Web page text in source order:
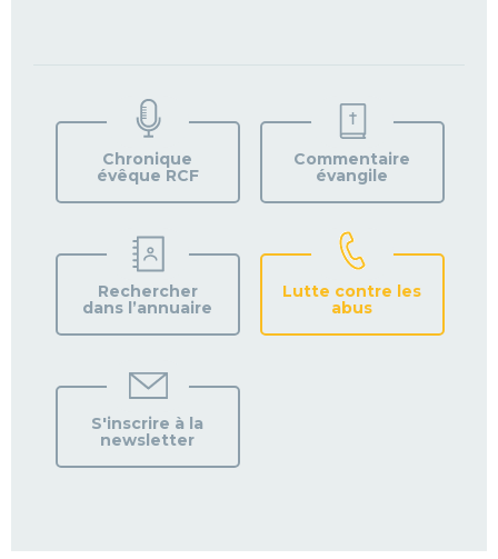
VOTRE
PAROISSE
Chronique
évêque RCF
Commentaire
évangile
Rechercher
dans l’annuaire
Lutte contre les
abus
S'inscrire à la
newsletter